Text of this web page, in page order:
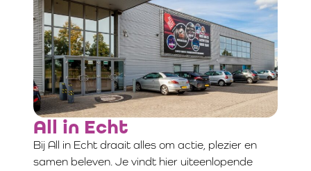
All in Echt
Bij All in Echt draait alles om actie, plezier en
samen beleven. Je vindt hier uiteenlopende